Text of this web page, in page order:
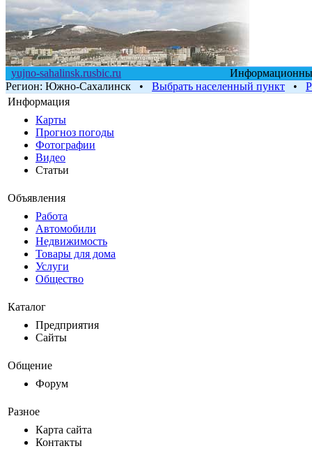
yujno-sahalinsk.rusbic.ru
Регион: Южно-Сахалинск • Выбрать населенный пункт •
Информация
Карты
Прогноз погоды
Фотографии
Видео
Статьи
Объявления
Работа
Автомобили
Недвижимость
Товары для дома
Услуги
Общество
Каталог
Предприятия
Сайты
Общение
Форум
Разное
Карта сайта
Контакты